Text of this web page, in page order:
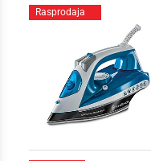
Rasprodaja